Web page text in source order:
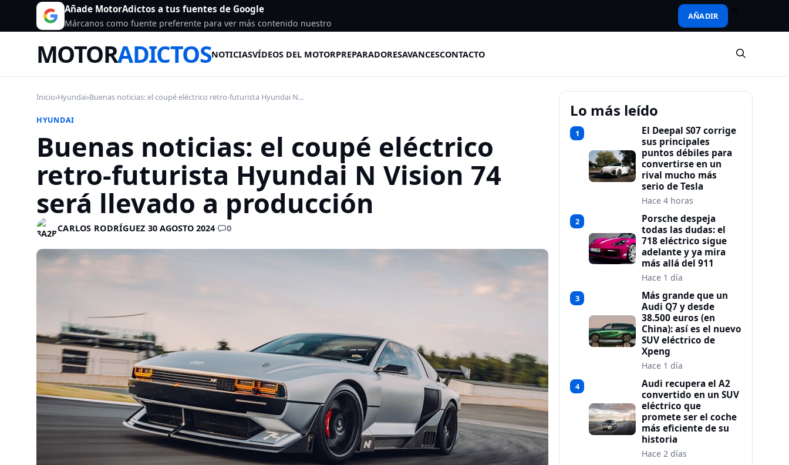
Añade MotorAdictos a tus fuentes de Google
Márcanos como fuente preferente para ver más contenido nuestro
AÑADIR
MOTORADICTOSNOTICIASVÍDEOS DEL MOTORPREPARADORESAVANCESCONTACTO
Inicio›Hyundai›Buenas noticias: el coupé eléctrico retro-futurista Hyundai N...
HYUNDAI
Buenas noticias: el coupé eléctrico
retro-futurista Hyundai N Vision 74
será llevado a producción
CARLOS RODRÍGUEZ·30 AGOSTO 2024· 0
Lo más leído
1
El Deepal S07 corrige
sus principales
puntos débiles para
convertirse en un
rival mucho más
serio de Tesla
Hace 4 horas
2
Porsche despeja
todas las dudas: el
718 eléctrico sigue
adelante y ya mira
más allá del 911
Hace 1 día
3
Más grande que un
Audi Q7 y desde
38.500 euros (en
China): así es el nuevo
SUV eléctrico de
Xpeng
Hace 1 día
4
Audi recupera el A2
convertido en un SUV
eléctrico que
promete ser el coche
más eficiente de su
historia
Hace 2 días